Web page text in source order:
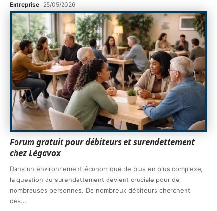
Entreprise 25/05/2026
Forum gratuit pour débiteurs et surendettement
chez Légavox
Dans un environnement économique de plus en plus complexe,
la question du surendettement devient cruciale pour de
nombreuses personnes. De nombreux débiteurs cherchent
des…